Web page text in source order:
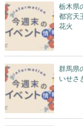
栃木県
都宮天
花火
群馬県
いせさ